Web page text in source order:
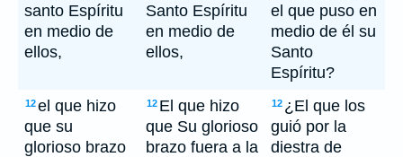
santo Espíritu
en medio de
ellos,
Santo Espíritu
en medio de
ellos,
el que puso en
medio de él su
Santo
Espíritu?
12el que hizo
que su
glorioso brazo
12 El que hizo
que Su glorioso
brazo fuera a la
12 ¿El que los
guió por la
diestra de